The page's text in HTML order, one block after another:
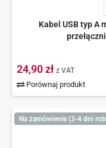
Kabel USB typ A
24,90 zł z VAT
Porównaj produkt
Na zamówienie (3-4 dni